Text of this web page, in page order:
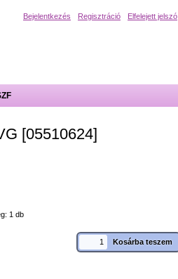
Bejelentkezés Regisztráció Elfelejett jelszó
[05510624]
1 db